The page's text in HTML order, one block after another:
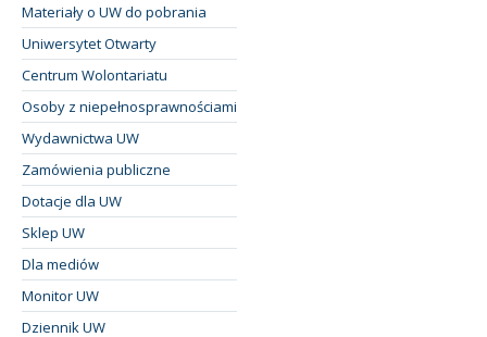
Materiały o UW do pobrania
Uniwersytet Otwarty
Centrum Wolontariatu
Osoby z niepełnosprawnościami
Wydawnictwa UW
Zamówienia publiczne
Dotacje dla UW
Sklep UW
Dla mediów
Monitor UW
Dziennik UW